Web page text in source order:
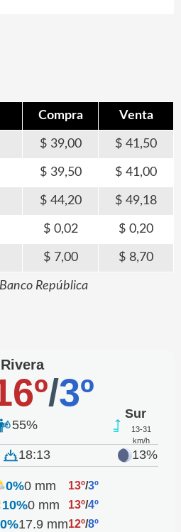
Compra Venta
39,00 41,50
39,50 41,00
44,20 49,18
0,02 0,20
7,00 8,70
República
Rivera
/3º
55%
Sur
13-31
km/h
18:13 13%
0%0 mm 13º/3º
10%0 mm 13º/4º
17.9 mm12º/8º